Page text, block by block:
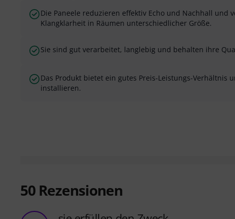
Die Paneele reduzieren effektiv Echo und Nachhall und
Klangklarheit in Räumen unterschiedlicher Größe.
Sie sind gut verarbeitet, langlebig und behalten ihre
Das Produkt bietet ein gutes Preis-Leistungs-Verhältnis
installieren.
50 Rezensionen